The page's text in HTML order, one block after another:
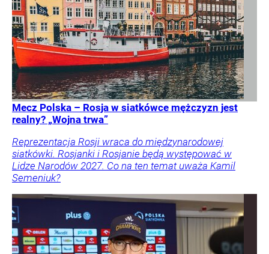
Mecz Polska – Rosja w siatkówce mężczyzn jest
realny? „Wojna trwa”
Reprezentacja Rosji wraca do międzynarodowej
siatkówki. Rosjanki i Rosjanie będą występować w
Lidze Narodów 2027. Co na ten temat uważa Kamil
Semeniuk?